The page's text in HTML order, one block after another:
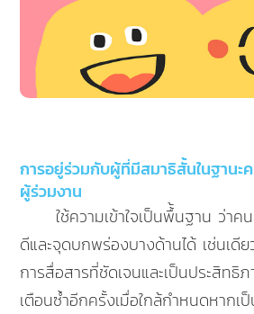
การอยู่ร่วมกับผู้ที่มีสมาธิสั้นในฐานะ
ผู้ร่วมงาน
ใช้ความเข้าใจเป็นพื้้นฐาน ว่า
ดีและจุดบกพร่องบางด้านได้ เช่นเดี
การสื่อสารที่ชัดเจนและเป็นประสิทธิ
เตือนซ้ำอีกครั้งเมื่อใกล้กำหนดหากเ